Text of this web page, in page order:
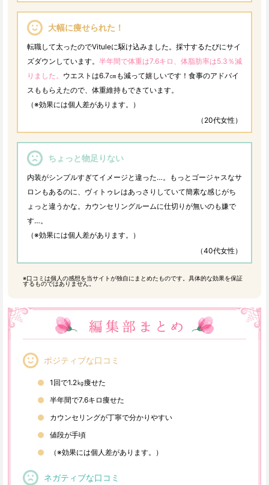
大幅に痩せられた！
転職して太ったのでVituleに駆け込みました。採寸するたびにサイ
ズダウンしています。 半年間で体重は7.6キロ、体脂肪率は5.3％減
りました。 ウエストは6.7㎝も減って嬉しいです！食事のアドバイ
スももらえたので、体重維持もできています。
（※効果には個人差があります。）
（20代女性）
ちょっと物足りない
内装がシンプルすぎてイメージと違った…。もっとゴージャスなサ
ロンもあるのに、ヴィトゥレはあっさりしていて簡素な感じがち
ょっと違うかな。カウンセリングルームに仕切りが無いのも嫌で
す…。
（※効果には個人差があります。）
（40代女性）
※口コミは個人の感想を当サイトが独自にまとめたものです。具体的な効果を保証
するものではありません。
ポジティブな口コミ
1回で1.2㎏痩せた
半年間で7.6キロ痩せた
カウンセリングが丁寧で分かりやすい
値段が手頃
（※効果には個人差があります。）
ネガティブな口コミ